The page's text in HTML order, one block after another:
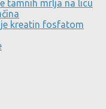
tamnih mrlja na licu
kreatin fosfatom